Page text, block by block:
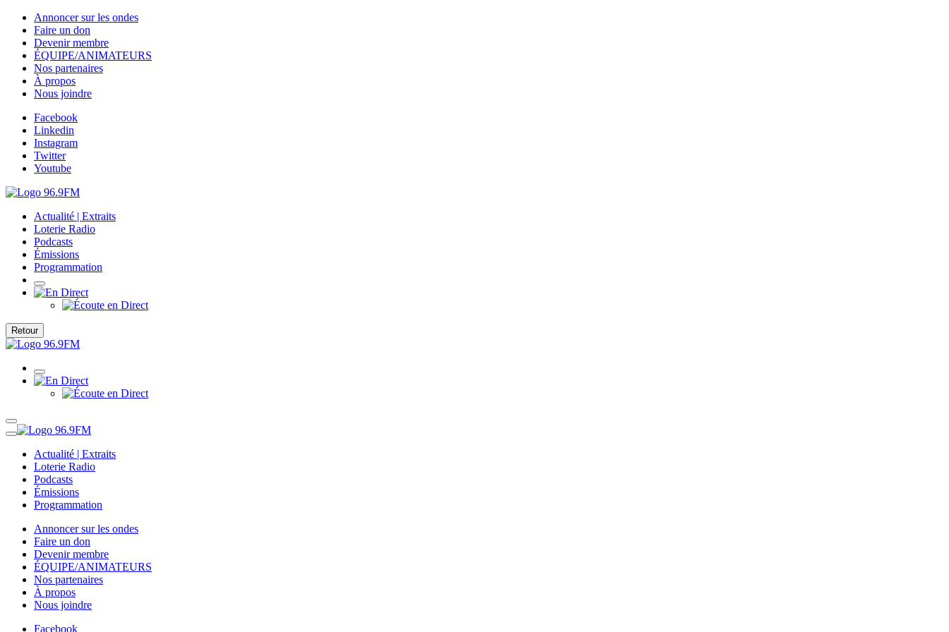
Annoncer sur les ondes
Faire un don
Devenir membre
ÉQUIPE/ANIMATEURS
Nos partenaires
À propos
Nous joindre
Facebook
Linkedin
Instagram
Twitter
Youtube
Actualité | Extraits
Loterie Radio
Podcasts
Émissions
Programmation
Retour
Actualité | Extraits
Loterie Radio
Podcasts
Émissions
Programmation
Annoncer sur les ondes
Faire un don
Devenir membre
ÉQUIPE/ANIMATEURS
Nos partenaires
À propos
Nous joindre
Facebook